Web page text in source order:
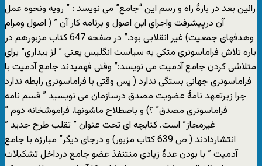
رائین بعد در بارۀ راه و رسم این “جامع” می نویسد : ” رویه ونحوه عمل
آن درپیشرفت واجرای این اصول و برنامه کار آن ” ( اصول ومرام
وهدفهای جمعیت) غیر انقلابی بود.” در صفحه 647 کتاب مزبورهم در
باره تلاش فراماسونری متکی به سیاست انگلیس یعنی ” لژ بیداری” برای
متلاشی کردن جامع آدمیت می نویسد:” وقتی فهمیدند جامع آدمیت با
فراماسونری جهانی بستگی ندارد ( پس وقتی با فراماسونری رابطه ندارد
چرا زیرتعهد نامۀ عضویت مصدق درسازمان می نویسید ” قسم نامه
فراماسونری مصدق” ؟) و باصطلاح ماسُونها، فراموشخانه دوم ”
غیرمجاز” است. کتابچه ای تحت عنوان ” تقلب طرح جدید ”
انتشاردادند ( ص 639 کتاب مزبور) و درجای دیگر” مبارزه با جامع
آدمیت ” با بودن عدۀ زیادی منتنفذ عضو جامع درداخل تشکیلات